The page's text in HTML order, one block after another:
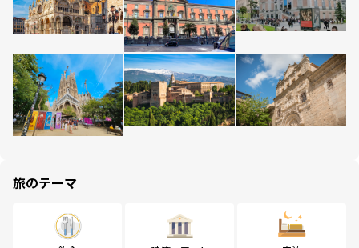
旅のテーマ